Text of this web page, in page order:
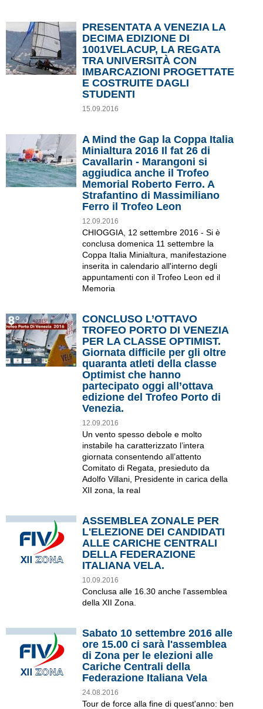
PRESENTATA A VENEZIA LA
DECIMA EDIZIONE DI
1001VELACUP, LA REGATA
TRA UNIVERSITÀ CON
IMBARCAZIONI PROGETTATE
E COSTRUITE DAGLI
STUDENTI
15.09.2016
A Mind the Gap la Coppa Italia
Minialtura 2016 Il fat 26 di
Cavallarin - Marangoni si
aggiudica anche il Trofeo
Memorial Roberto Ferro. A
Strafantino di Massimiliano
Ferro il Trofeo Leon
12.09.2016
CHIOGGIA, 12 settembre 2016 - Si è
conclusa domenica 11 settembre la
Coppa Italia Minialtura, manifestazione
inserita in calendario all'interno degli
appuntamenti con il Trofeo Leon ed il
Memoria
CONCLUSO L’OTTAVO
TROFEO PORTO DI VENEZIA
PER LA CLASSE OPTIMIST.
Giornata difficile per gli oltre
quaranta atleti della classe
Optimist che hanno
partecipato oggi all’ottava
edizione del Trofeo Porto di
Venezia.
12.09.2016
Un vento spesso debole e molto
instabile ha caratterizzato l’intera
giornata consentendo all’attento
Comitato di Regata, presieduto da
Adolfo Villani, Presidente in carica della
XII zona, la real
ASSEMBLEA ZONALE PER
L'ELEZIONE DEI CANDIDATI
ALLE CARICHE CENTRALI
DELLA FEDERAZIONE
ITALIANA VELA.
10.09.2016
Conclusa alle 16.30 anche l'assemblea
della XII Zona.
Sabato 10 settembre 2016 alle
ore 15.00 ci sarà l'assemblea
di Zona per le elezioni alle
Cariche Centrali della
Federazione Italiana Vela
24.08.2016
Tour de force alla fine di quest'anno: ben